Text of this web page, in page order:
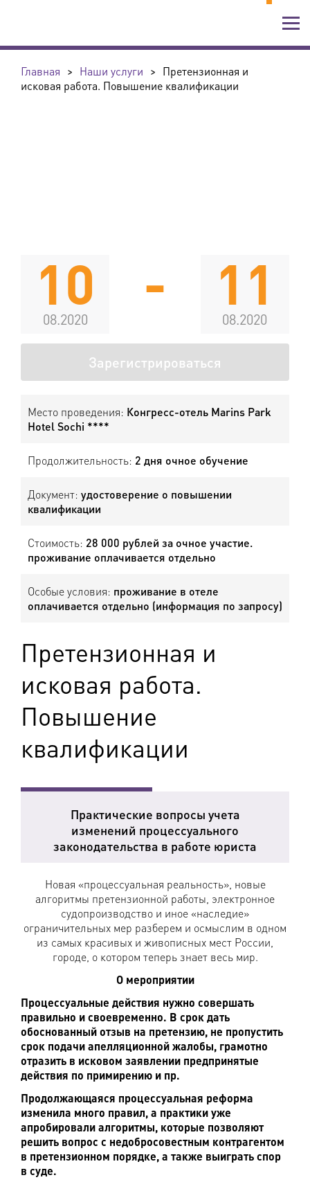
Главная > Наши услуги > Претензионная и
исковая работа. Повышение квалификации
10
08.2020
- 11
08.2020
Зарегистрироваться
Место проведения: Конгресс-отель Marins Park
Hotel Sochi ****
Продолжительность: 2 дня очное обучение
Документ: удостоверение о повышении
квалификации
Стоимость: 28 000 рублей за очное участие.
проживание оплачивается отдельно
Особые условия: проживание в отеле
оплачивается отдельно (информация по запросу)
Претензионная и
исковая работа.
Повышение
квалификации
Практические вопросы учета
изменений процессуального
законодательства в работе юриста
Новая «процессуальная реальность», новые
алгоритмы претензионной работы, электронное
судопроизводство и иное «наследие»
ограничительных мер разберем и осмыслим в одном
из самых красивых и живописных мест России,
городе, о котором теперь знает весь мир.
О мероприятии
Процессуальные действия нужно совершать
правильно и своевременно. В срок дать
обоснованный отзыв на претензию, не пропустить
срок подачи апелляционной жалобы, грамотно
отразить в исковом заявлении предпринятые
действия по примирению и пр.
Продолжающаяся процессуальная реформа
изменила много правил, а практики уже
апробировали алгоритмы, которые позволяют
решить вопрос с недобросовестным контрагентом
в претензионном порядке, а также выиграть спор
в суде.